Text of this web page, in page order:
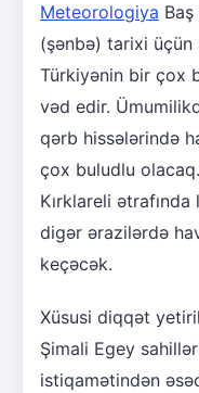
Meteorologiya
(şənbə) tarixi üçün
Türkiyənin bir çox
vəd edir.
qərb hissələrində
çox buludlu
Kırklareli
digər ərazilərdə
keçəcək.
Xüsusi diqqət
Şimali Egey
istiqamətindən